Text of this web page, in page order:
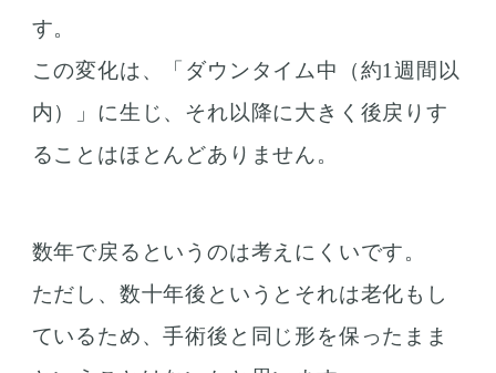
す。
この変化は、「ダウンタイム中（約1週間以
内）」に生じ、それ以降に大きく後戻りす
ることはほとんどありません。
数年で戻るというのは考えにくいです。
ただし、数十年後というとそれは老化もし
ているため、手術後と同じ形を保ったまま